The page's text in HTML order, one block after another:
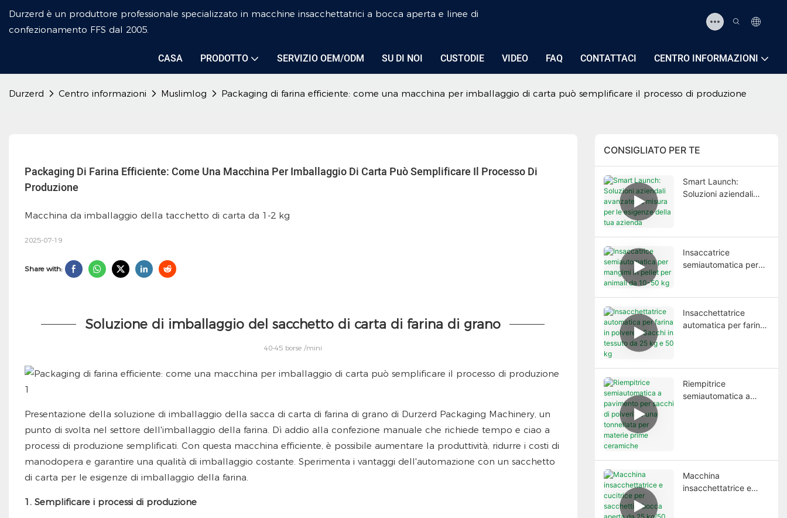
Durzerd è un produttore professionale specializzato in macchine insacchettatrici a bocca aperta e linee di
confezionamento FFS dal 2005.
CASA PRODOTTO SERVIZIO OEM/ODM SU DI NOI CUSTODIE VIDEO FAQ CONTATTACI CENTRO INFORMAZIONI
Durzerd Centro informazioni Muslimlog Packaging di farina efficiente: come una macchina per imballaggio di carta può semplificare il processo di produzione
Packaging Di Farina Efficiente: Come Una Macchina Per Imballaggio Di Carta Può Semplificare Il Processo Di
Produzione
Macchina da imballaggio della tacchetto di carta da 1-2 kg
2025-07-19
Share with:
Soluzione di imballaggio del sacchetto di carta di farina di grano
40-45 borse /mini
Presentazione della soluzione di imballaggio della sacca di carta di farina di grano di Durzerd Packaging Machinery, un
punto di svolta nel settore dell'imballaggio della farina. Dì addio alla confezione manuale che richiede tempo e ciao a
processi di produzione semplificati. Con questa macchina efficiente, è possibile aumentare la produttività, ridurre i costi di
manodopera e garantire una qualità di imballaggio costante. Sperimenta i vantaggi dell'automazione con un sacchetto
di carta per le esigenze di imballaggio della farina.
1. Semplificare i processi di produzione
CONSIGLIATO PER TE
Smart Launch:
Soluzioni aziendali
Insaccatrice
semiautomatica per
Insacchettatrice
automatica per farina
Riempitrice
semiautomatica a
Macchina
insacchettatrice e